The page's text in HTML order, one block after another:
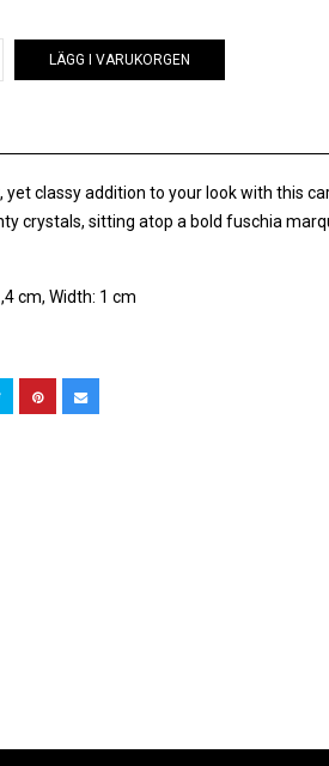
LÄGG I VARUKORGEN
yet classy addition to your look with this
crystals, sitting atop a bold fuschia
cm, Width: 1 cm